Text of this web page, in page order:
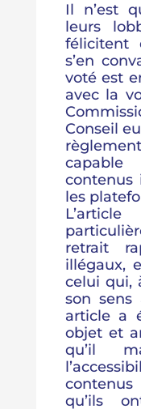
Il n’est
leurs
félicitent
s’en
voté est
avec la
Conseil
contenus
les
retrait
illégaux,
celui qui,
son sens
article a
objet et
qu’il
contenus
qu’ils